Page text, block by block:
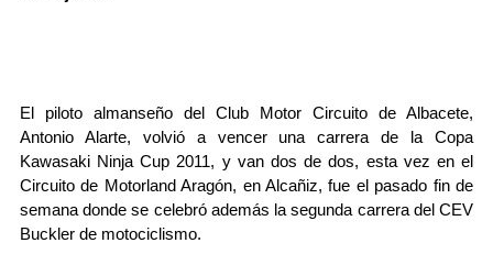
El piloto almanseño del Club Motor Circuito de Albacete,
Antonio Alarte, volvió a vencer una carrera de la Copa
Kawasaki Ninja Cup 2011, y van dos de dos, esta vez en el
Circuito de Motorland Aragón, en Alcañiz, fue el pasado fin de
semana donde se celebró además la segunda carrera del CEV
Buckler de motociclismo.